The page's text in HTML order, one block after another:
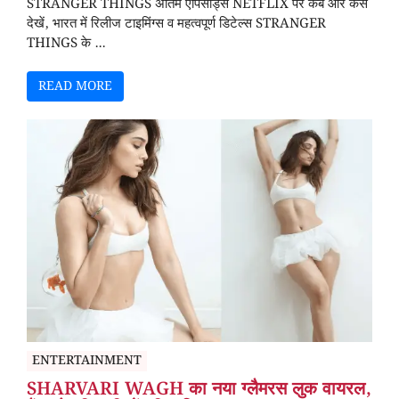
STRANGER THINGS अंतिम एपिसोड्स NETFLIX पर कब और कैसे
देखें, भारत में रिलीज टाइमिंग्स व महत्वपूर्ण डिटेल्स STRANGER
THINGS के ...
READ MORE
ENTERTAINMENT
SHARVARI WAGH का नया ग्लैमरस लुक वायरल,